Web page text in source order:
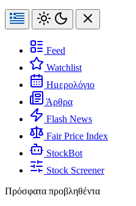
Feed
Watchlist
Ημερολόγιο
Άρθρα
Flash News
Fair Price Index
StockBot
Stock Screener
Πρόσφατα προβληθέντα